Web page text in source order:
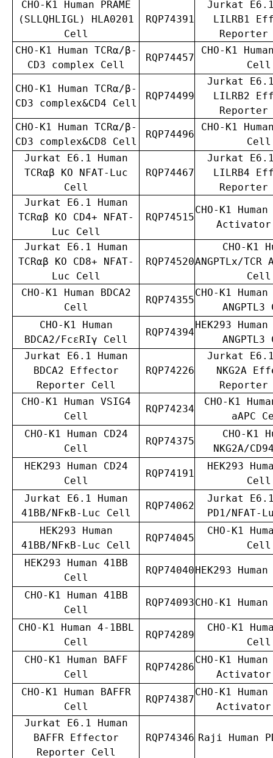
CHO-K1 Human PRAME
(SLLQHLIGL) HLA0201
Cell
RQP74391
Jurkat E6.1
LILRB1
CHO-K1 Human TCRα/β-
CD3 complex Cell
RQP74457
CHO-K1
Cell
CHO-K1 Human TCRα/β-
CD3 complex&CD4 Cell
RQP74499
Jurkat E6.1
LILRB2
CHO-K1 Human TCRα/β-
CD3 complex&CD8 Cell
RQP74496
CHO-K1
Cell
Jurkat E6.1 Human
TCRαβ KO NFAT-Luc
Cell
RQP74467
Jurkat E6.1
LILRB4
Jurkat E6.1 Human
TCRαβ KO CD4+ NFAT-
Luc Cell
RQP74515
CHO-K1 Human
Jurkat E6.1 Human
TCRαβ KO CD8+ NFAT-
Luc Cell
RQP74520
CHO-K1
ANGPTLx/
Cell
CHO-K1 Human BDCA2
Cell
RQP74355
CHO-K1
CHO-K1 Human
BDCA2/FcεRIγ Cell
RQP74394
HEK293
Jurkat E6.1 Human
BDCA2 Effector
Reporter Cell
RQP74226
Jurkat E6.1
NKG2A
CHO-K1 Human VSIG4
Cell
RQP74234
CHO-K1
aAPC
CHO-K1 Human CD24
Cell
RQP74375
CHO-K1
NKG2A/
HEK293 Human CD24
Cell
RQP74191
HEK293
Cell
Jurkat E6.1 Human
41BB/NFκB-Luc Cell
RQP74062
Jurkat E6.1
PD1/NFAT-
HEK293 Human
41BB/NFκB-Luc Cell
RQP74045
CHO-K1
Cell
HEK293 Human 41BB
Cell
RQP74040HEK293
CHO-K1 Human 41BB
Cell
RQP74093CHO-K1
CHO-K1 Human 4-1BBL
Cell
RQP74289
CHO-K1
Cell
CHO-K1 Human BAFF
Cell
RQP74286
CHO-K1
CHO-K1 Human BAFFR
Cell
RQP74387
CHO-K1
Jurkat E6.1 Human
BAFFR Effector
Reporter Cell
RQP74346 Raji Human